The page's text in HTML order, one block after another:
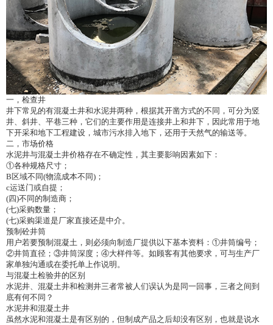
一，检查井
井下常见的有混凝土井和水泥井两种，根据其开凿方式的不同，可分为竖
井、斜井、平巷三种，它们的主要作用是连接井上和井下，因此常用于地
下开采和地下工程建设，城市污水排入地下，还用于天然气的输送等。
二，市场价格
水泥井与混凝土井价格存在不确定性，其主要影响因素如下：
①各种规格尺寸；
B区域不同(物流成本不同) ；
c运送门或自提；
(四)不同的制造商；
(七)采购数量；
(七)采购渠道是厂家直接还是中介。
预制砼井筒
用户若要预制混凝土，则必须向制造厂提供以下基本资料：①井筒编号；
②井筒直径；③井筒深度；④大样件等。如顾客有其他要求，可与生产厂
家单独沟通或在委托单上作说明。
与混凝土检验井的区别
水泥井、混凝土井和检测井三者常被人们误认为是同一回事，三者之间到
底有何不同？
水泥井和混凝土井
虽然水泥和混凝土是有区别的，但制成产品之后却没有区别，也就是说水